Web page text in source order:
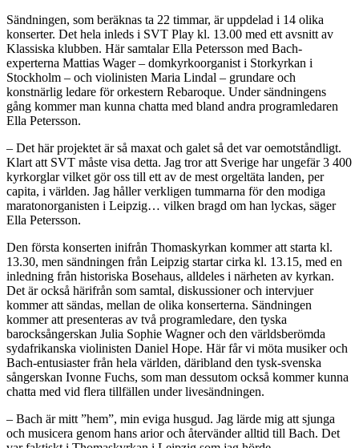
Sändningen, som beräknas ta 22 timmar, är uppdelad i 14 olika
konserter. Det hela inleds i SVT Play kl. 13.00 med ett avsnitt av
Klassiska klubben. Här samtalar Ella Petersson med Bach-
experterna Mattias Wager – domkyrkoorganist i Storkyrkan i
Stockholm – och violinisten Maria Lindal – grundare och
konstnärlig ledare för orkestern Rebaroque. Under sändningens
gång kommer man kunna chatta med bland andra programledaren
Ella Petersson.
– Det här projektet är så maxat och galet så det var oemotståndligt.
Klart att SVT måste visa detta. Jag tror att Sverige har ungefär 3 400
kyrkorglar vilket gör oss till ett av de mest orgeltäta landen, per
capita, i världen. Jag håller verkligen tummarna för den modiga
maratonorganisten i Leipzig… vilken bragd om han lyckas, säger
Ella Petersson.
Den första konserten inifrån Thomaskyrkan kommer att starta kl.
13.30, men sändningen från Leipzig startar cirka kl. 13.15, med en
inledning från historiska Bosehaus, alldeles i närheten av kyrkan.
Det är också härifrån som samtal, diskussioner och intervjuer
kommer att sändas, mellan de olika konserterna. Sändningen
kommer att presenteras av två programledare, den tyska
barocksångerskan Julia Sophie Wagner och den världsberömda
sydafrikanska violinisten Daniel Hope. Här får vi möta musiker och
Bach-entusiaster från hela världen, däribland den tysk-svenska
sångerskan Ivonne Fuchs, som man dessutom också kommer kunna
chatta med vid flera tillfällen under livesändningen.
– Bach är mitt ”hem”, min eviga husgud. Jag lärde mig att sjunga
och musicera genom hans arior och återvänder alltid till Bach. Det